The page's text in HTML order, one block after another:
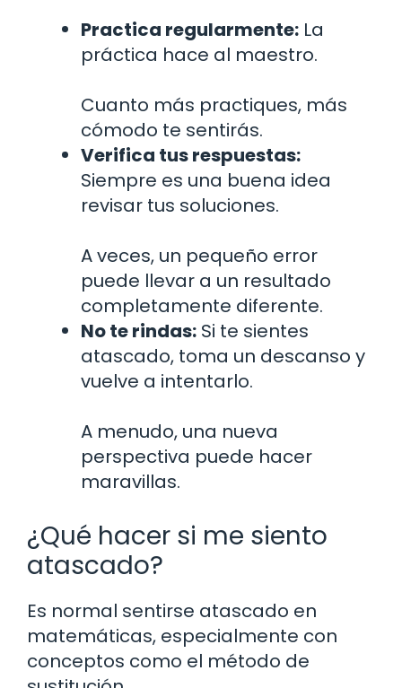
Practica regularmente: La
práctica hace al maestro.
Cuanto más practiques, más
cómodo te sentirás.
Verifica tus respuestas:
Siempre es una buena idea
revisar tus soluciones.
A veces, un pequeño error
puede llevar a un resultado
completamente diferente.
No te rindas: Si te sientes
atascado, toma un descanso y
vuelve a intentarlo.
A menudo, una nueva
perspectiva puede hacer
maravillas.
¿Qué hacer si me siento
atascado?
Es normal sentirse atascado en
matemáticas, especialmente con
conceptos como el método de